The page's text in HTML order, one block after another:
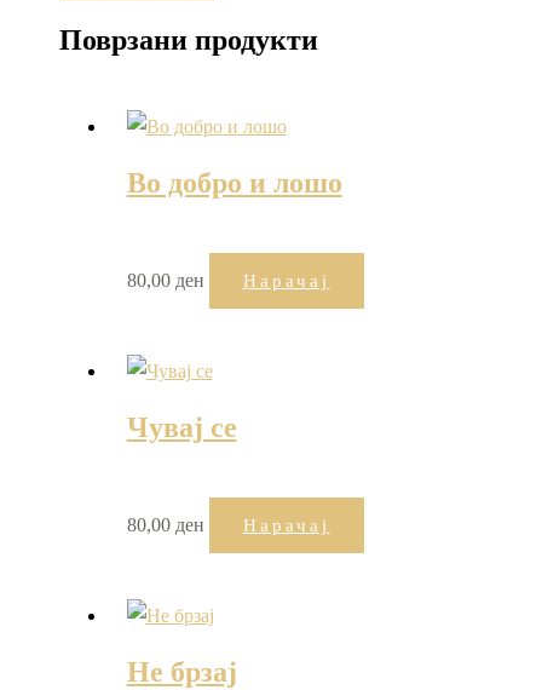
Поврзани продукти
Во добро и лошо
80,00 ден Нарачај
Чувај се
80,00 ден Нарачај
Не брзај